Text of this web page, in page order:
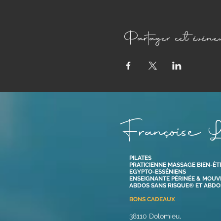
Partager cet
Françoise
PILATES
PRATICIENNE MASSAGE BIEN-
EGYPTO-ESSÉNIENS
ENSEIGNANTE PÉRINÉE &
ABDOS SANS RISQUE® ET
BONS CADEAUX
38110 Dolomieu,